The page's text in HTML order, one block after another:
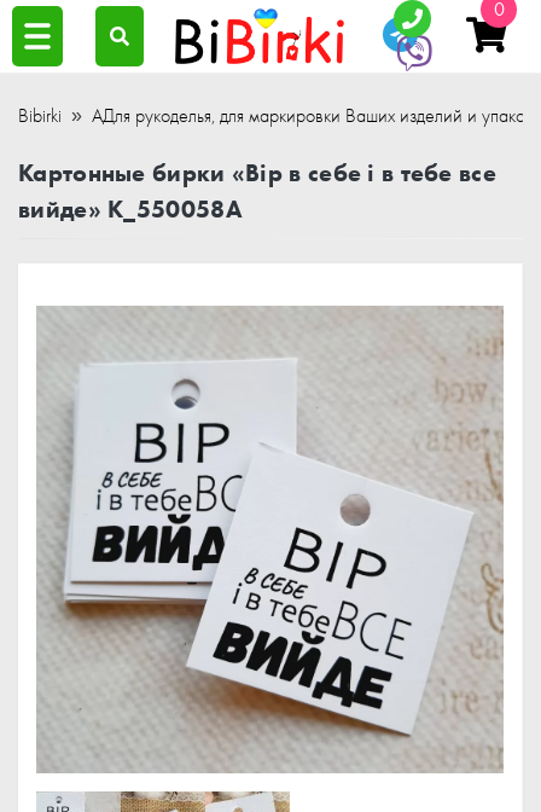
0
Bibirki АДля рукоделья, для маркировки Ваших изделий и
Картонные бирки «Вір в себе і в тебе все
вийде» K_550058A